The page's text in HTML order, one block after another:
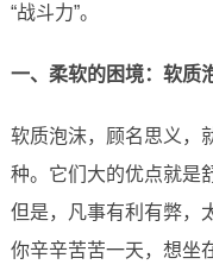
“战斗力”。
一、柔软的困境：软质
软质泡沫，顾名思义，
种。它们大的优点就是
但是，凡事有利有弊，
你辛辛苦苦一天，想坐